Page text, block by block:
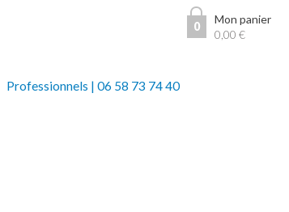
0
Mon panier
0,00€
Professionnels | 06 58 73 74 40